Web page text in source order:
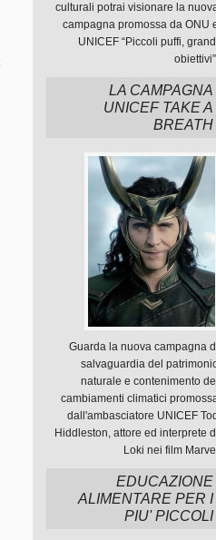
culturali potrai visionare la
campagna promossa da ONU
UNICEF “Piccoli puffi,
LA CAMPAGNA
UNICEF TAKE A
BREATH
Guarda la nuova campagna
salvaguardia del
naturale e contenimento
cambiamenti climatici
dall'ambasciatore UNICEF Tod
Hiddleston, attore ed interprete
Loki nei film Marvel
EDUCAZIONE
ALIMENTARE PER I
PIU' PICCOLI